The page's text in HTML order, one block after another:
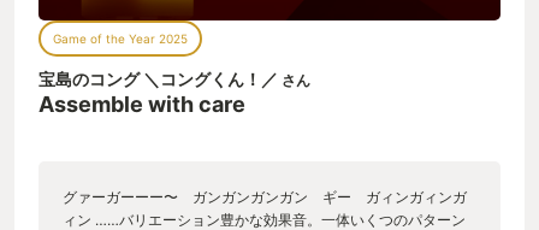
Game of the Year 2025
宝島のコング ＼コングくん！／ さん
Assemble with care
グァーガーーー〜 ガンガンガンガン ギー ガィンガィンガ
ィン ……バリエーション豊かな効果音。一体いくつのパターン